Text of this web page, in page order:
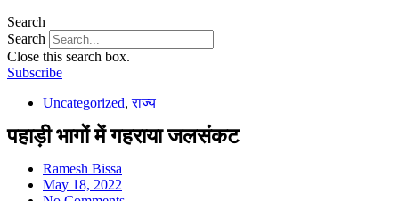
Search
Search
Close this search box.
Subscribe
Uncategorized,राज्य
पहाड़ी भागों में गहराया जलसंकट
Ramesh Bissa
May 18, 2022